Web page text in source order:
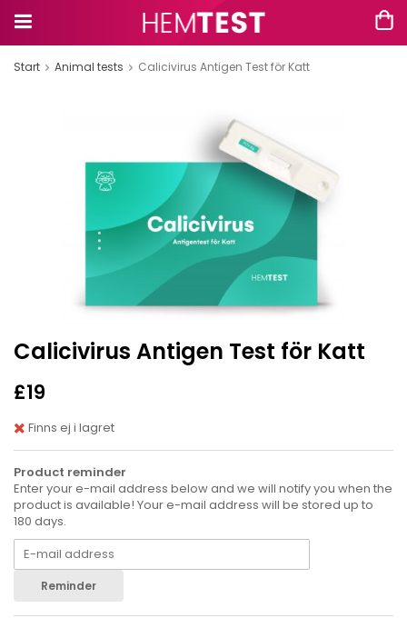
Start Animal tests Calicivirus Antigen Test för Katt
Calicivirus Antigen Test för Katt
£19
Finns ej i lagret
Product reminder
Enter your e-mail address below and we will notify you when the
product is available! Your e-mail address will be stored up to
180 days.
Reminder